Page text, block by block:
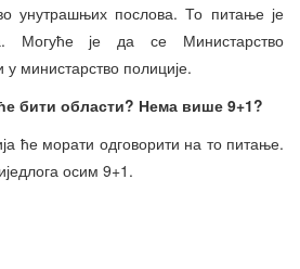
унутрашњих послова. То питање је
Могуће је да се Министарство
у министарство полиције.
бити области? Нема више 9+1?
ће морати одговорити на то питање.
осим 9+1.